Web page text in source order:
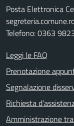
Posta Elettronica
Telefono: 0363
Leggi le FAQ
Prenotazione
Segnalazione
Richiesta
Amministrazione